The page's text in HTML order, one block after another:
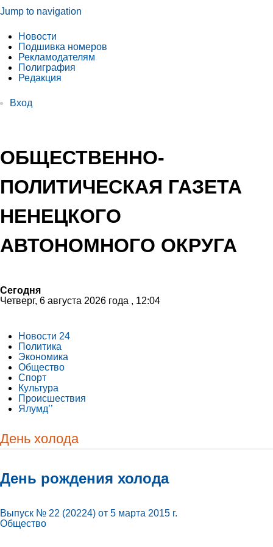
Jump to navigation
Новости
Подшивка номеров
Рекламодателям
Полиграфия
Редакция
Вход
ОБЩЕСТВЕННО-
ПОЛИТИЧЕСКАЯ ГАЗЕТА
НЕНЕЦКОГО
АВТОНОМНОГО ОКРУГА
Сегодня
Четверг, 6 августа 2026 года , 12:04
Новости 24
Политика
Экономика
Общество
Спорт
Культура
Происшествия
Ялумд’’
День холода
День рождения холода
Выпуск № 22 (20224) от 5 марта 2015 г.
Общество